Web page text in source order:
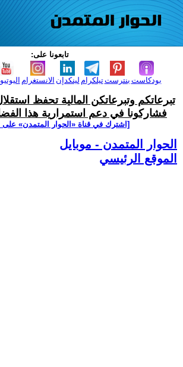
تابعونا على:
الانستغرام لينكدإن تيلكرامبنترست بودكاست
تبرعاتكم وتبرعاتكن المالية تحفظ
فشاركونا في دعم استمرارية هذا
[اشترك في قناة ‫«الحوار المتمدن» على
الحوار المتمدن - موبايل
الموقع الرئيسي